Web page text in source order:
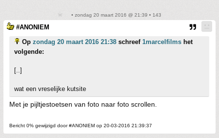
• zondag 20 maart 2016 @ 21:39 • 143
#ANONIEM
Op zondag 20 maart 2016 21:38 schreef 1marcelfilms het
volgende:
[..]
wat een vreselijke kutsite
Met je pijltjestoetsen van foto naar foto scrollen.
Bericht 0% gewijzigd door #ANONIEM op 20-03-2016 21:39:37